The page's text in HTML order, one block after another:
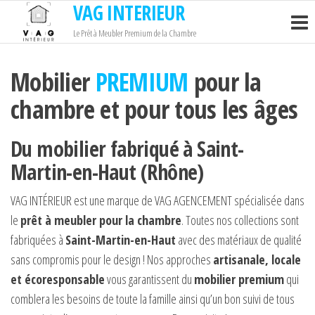
Passer
contenu
VAG INTERIEUR
Le Prêt à Meubler Premium de la Chambre
Mobilier PREMIUM pour la
chambre et pour tous les âges
Du mobilier fabriqué à Saint-
Martin-en-Haut (Rhône)
VAG INTÉRIEUR est une marque de VAG AGENCEMENT spécialisée dans
le prêt à meubler pour la chambre. Toutes nos collections sont
fabriquées à Saint-Martin-en-Haut avec des matériaux de qualité
sans compromis pour le design ! Nos approches artisanale, locale
et écoresponsablevous garantissent du mobilier premiumqui
comblera les besoins de toute la famille ainsi qu’un bon suivi de tous